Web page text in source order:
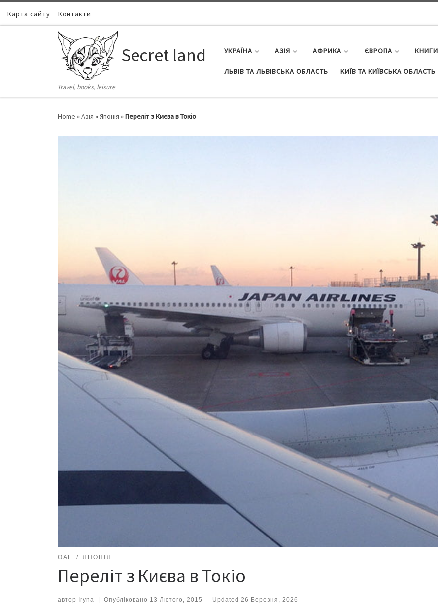
Skip to content
Карта сайту Контакти
Secret land
Travel, books, leisure
УКРАЇНА АЗІЯ АФРИКА ЄВРОПА КНИГИ
ЛЬВІВ ТА ЛЬВІВСЬКА ОБЛАСТЬ КИЇВ ТА КИЇВСЬКА ОБЛАСТЬ
Home »Азія »Японія »Переліт з Києва в Токіо
ОАЕ ЯПОНІЯ
Переліт з Києва в Токіо
автор Iryna Опубліковано 13 Лютого, 2015 - Updated26 Березня, 2026